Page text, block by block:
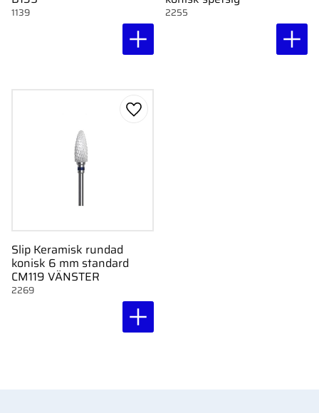
1139 2255
Slip Keramisk rundad
konisk 6 mm standard
CM119 VÄNSTER
2269
Lägg till i favoriter